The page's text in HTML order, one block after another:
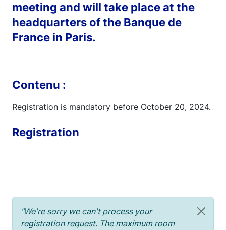
meeting and will take place at the
headquarters of the Banque de
France in Paris.
Contenu :
Registration is mandatory before October 20, 2024.
Registration
"We're sorry we can't process your
registration request. The maximum room